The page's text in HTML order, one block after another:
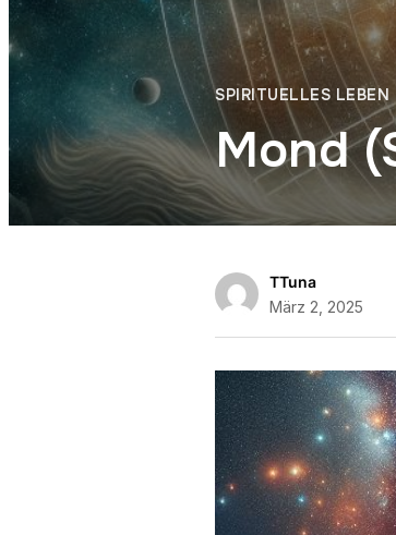
SPIRITUELLES LEBEN
Mond
TTuna
März 2, 2025